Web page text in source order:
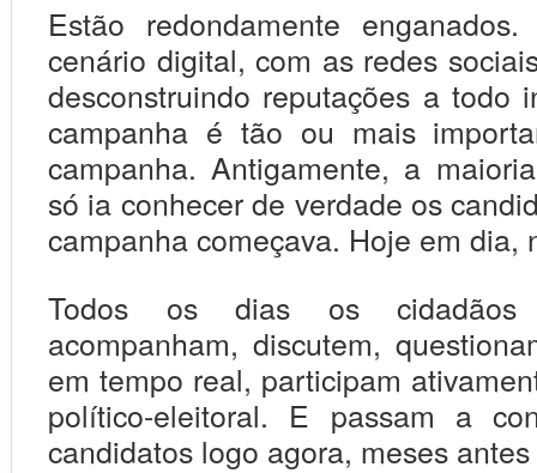
Estão redondamente
cenário digital, com as redes
desconstruindo reputações a todo
campanha é tão ou mais
campanha. Antigamente, a
só ia conhecer de verdade os
campanha começava. Hoje em dia,
Todos os dias os cidadãos
acompanham, discutem,
em tempo real, participam
político-eleitoral. E passam a
candidatos logo agora, meses